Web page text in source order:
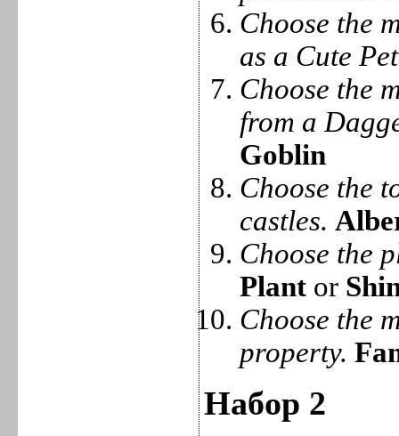
Choose the
as a Cute
Choose the
from a
Goblin
Choose the
castles.
Choose the
Plant or
Choose the
property.
Набор 2